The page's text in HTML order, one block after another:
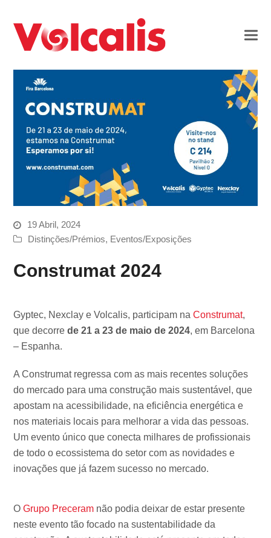
19 Abril, 2024
Distinções/Prémios, Eventos/Exposições
Construmat 2024
Gyptec, Nexclay e Volcalis, participam naConstrumat,
que decorrede 21 a 23 de maio de 2024, em Barcelona
– Espanha.
A Construmat regressa com as mais recentes soluções
do mercado para uma construção mais sustentável, que
apostam na acessibilidade, na eficiência energética e
nos materiais locais para melhorar a vida das pessoas.
Um evento único que conecta milhares de profissionais
de todo o ecossistema do setor com as novidades e
inovações que já fazem sucesso no mercado.
OGrupo Preceram não podia deixar de estar presente
neste evento tão focado na sustentabilidade da